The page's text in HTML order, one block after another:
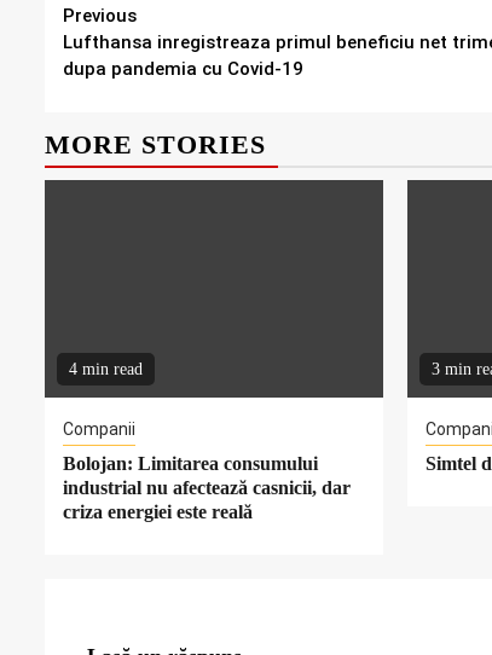
Continue
Reading
Previous
Lufthansa inregistreaza primul beneficiu net
dupa pandemia cu Covid-19
MORE STORIES
4 min read
Companii
Bolojan: Limitarea consumului
industrial nu afectează casnicii, dar
criza energiei este reală
3 min
Simtel